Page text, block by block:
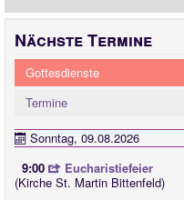
Nächste Termine
Gottesdienste
Termine
Sonntag, 09.08.2026
9:00
Eucharistiefeier
(Kirche St. Martin Bittenfeld)